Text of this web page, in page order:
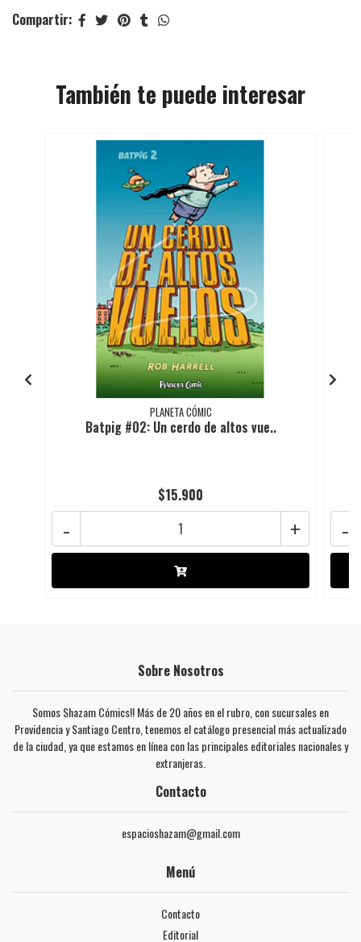
Compartir:
También te puede interesar
PLANETA CÓMIC
Batpig #02: Un cerdo de altos vue..
$15.900
+
- -
Sobre Nosotros
Somos Shazam Cómics!! Más de 20 años en el rubro, con sucursales en
Providencia y Santiago Centro, tenemos el catálogo presencial más actualizado
de la ciudad, ya que estamos en línea con las principales editoriales nacionales y
extranjeras.
Contacto
espacioshazam@gmail.com
Menú
Contacto
Editorial